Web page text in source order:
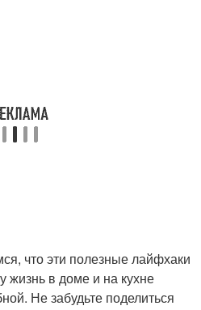
что эти полезные лайфхаки
жизнь в доме и на кухне
Не забудьте поделиться